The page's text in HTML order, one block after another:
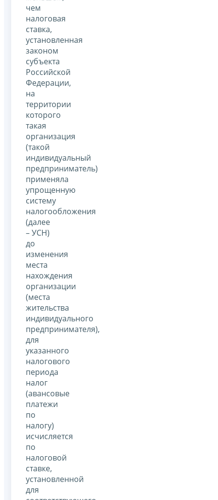
чем
налоговая
ставка,
установленная
законом
субъекта
Российской
Федерации,
на
территории
которого
такая
организация
(такой
индивидуальный
предприниматель)
применяла
упрощенную
систему
налогообложения
(далее
– УСН)
до
изменения
места
нахождения
организации
(места
жительства
индивидуального
предпринимателя),
для
указанного
налогового
периода
налог
(авансовые
платежи
по
налогу)
исчисляется
по
налоговой
ставке,
установленной
для